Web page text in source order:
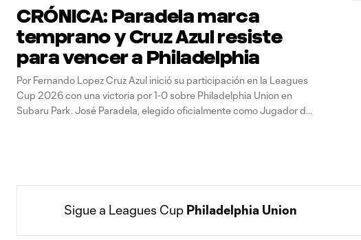
CRÓNICA: Paradela marca
temprano y Cruz Azul resiste
para vencer a Philadelphia
Por Fernando Lopez Cruz Azul inició su participación en la Leagues
Cup 2026 con una victoria por 1-0 sobre Philadelphia Union en
Subaru Park. José Paradela, elegido oficialmente como Jugador del
Sigue a Leagues Cup Philadelphia Union